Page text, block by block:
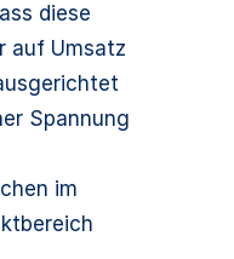
diese
auf Umsatz
Spannung
im